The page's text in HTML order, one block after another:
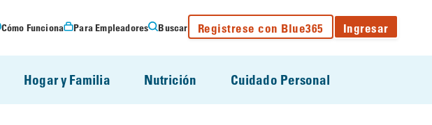
Cómo Funciona Para Empleadores Buscar Registrese con Blue365 Ingresar
Hogar y Familia Nutrición Cuidado Personal